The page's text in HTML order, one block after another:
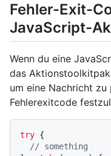
Fehler-Exit-
JavaScript-
Wenn du eine
das
um eine Nachricht
Fehlerexitcode
try {
// something